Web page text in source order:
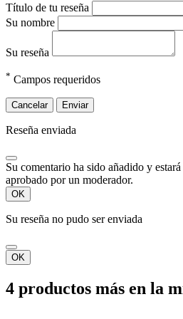
Título de tu reseña
Su nombre
Su reseña
* Campos requeridos
Cancelar Enviar
Reseña enviada
Su comentario ha sido añadido y
aprobado por un moderador.
OK
Su reseña no pudo ser enviada
OK
4 productos más en la